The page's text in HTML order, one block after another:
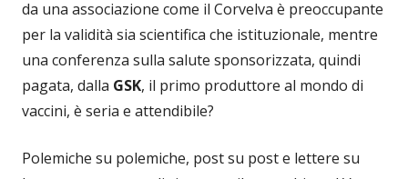
da una associazione come il Corvelva è preoccupante
per la validità sia scientifica che istituzionale, mentre
una conferenza sulla salute sponsorizzata, quindi
pagata, dalla GSK, il primo produttore al mondo di
vaccini, è seria e attendibile?
Polemiche su polemiche, post su post e lettere su